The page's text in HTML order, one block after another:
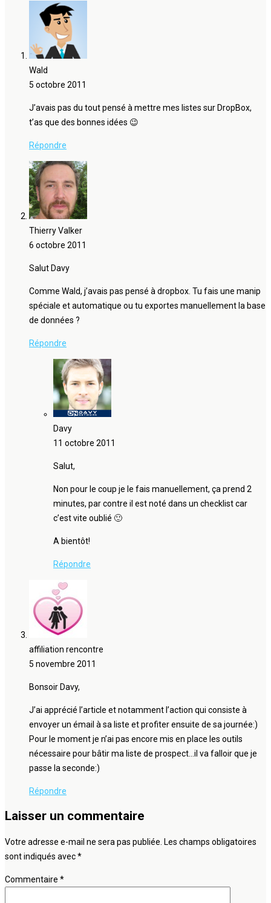
Wald
5 octobre 2011
J’avais pas du tout pensé à mettre mes listes sur DropBox,
t’as que des bonnes idées 😉
Répondre
Thierry Valker
6 octobre 2011
Salut Davy
Comme Wald, j’avais pas pensé à dropbox. Tu fais une manip
spéciale et automatique ou tu exportes manuellement la base
de données ?
Répondre
Davy
11 octobre 2011
Salut,
Non pour le coup je le fais manuellement, ça prend 2
minutes, par contre il est noté dans un checklist car
c’est vite oublié 🙂
A bientôt!
Répondre
affiliation rencontre
5 novembre 2011
Bonsoir Davy,
J’ai apprécié l’article et notamment l’action qui consiste à
envoyer un émail à sa liste et profiter ensuite de sa journée:)
Pour le moment je n’ai pas encore mis en place les outils
nécessaire pour bâtir ma liste de prospect…il va falloir que je
passe la seconde:)
Répondre
Laisser un commentaire
Votre adresse e-mail ne sera pas publiée. Les champs obligatoires
sont indiqués avec*
Commentaire *